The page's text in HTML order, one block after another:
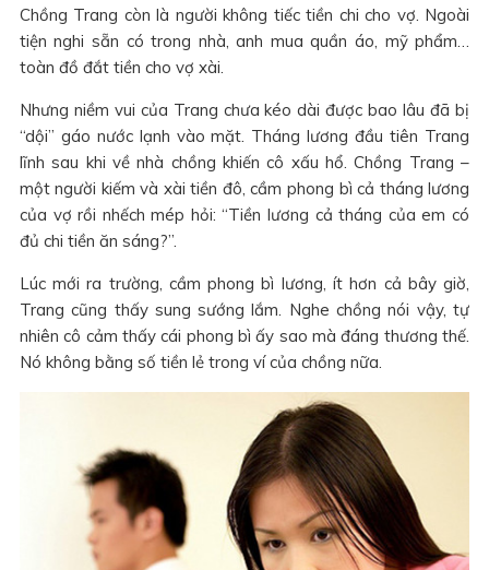
Chồng Trang còn là người không tiếc tiền chi cho vợ. Ngoài
tiện nghi sẵn có trong nhà, anh mua quần áo, mỹ phẩm…
toàn đồ đắt tiền cho vợ xài.
Nhưng niềm vui của Trang chưa kéo dài được bao lâu đã bị
“dội” gáo nước lạnh vào mặt. Tháng lương đầu tiên Trang
lĩnh sau khi về nhà chồng khiến cô xấu hổ. Chồng Trang –
một người kiếm và xài tiền đô, cầm phong bì cả tháng lương
của vợ rồi nhếch mép hỏi: “Tiền lương cả tháng của em có
đủ chi tiền ăn sáng?”.
Lúc mới ra trường, cầm phong bì lương, ít hơn cả bây giờ,
Trang cũng thấy sung sướng lắm. Nghe chồng nói vậy, tự
nhiên cô cảm thấy cái phong bì ấy sao mà đáng thương thế.
Nó không bằng số tiền lẻ trong ví của chồng nữa.